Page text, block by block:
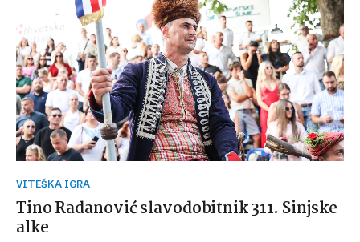
VITEŠKA IGRA
Tino Radanović slavodobitnik 311. Sinjske
alke